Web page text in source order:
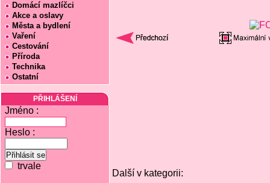
Domácí mazlíčci
Akce a oslavy
Města a bydlení
Vaření
Cestování
Příroda
Technika
Ostatní
PŘIHLÁŠENÍ
Jméno :
Heslo :
trvale
Další v kategorii: